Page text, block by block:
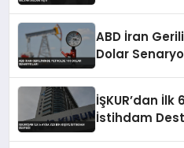
ABD İran
Dolar
İŞKUR’dan
İstihdam